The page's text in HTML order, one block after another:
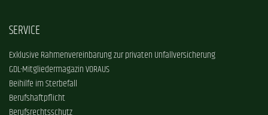
SERVICE
Exklusive Rahmenvereinbarung zur privaten Unfallversicherung
GDL-Mitgliedermagazin VORAUS
Beihilfe im Sterbefall
Berufshaftpflicht